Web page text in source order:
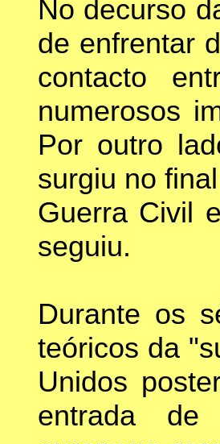
No decurso
de enfrentar
contacto
numerosos
Por outro
surgiu no
Guerra Civil
seguiu.
Durante os
teóricos da
Unidos
entrada de